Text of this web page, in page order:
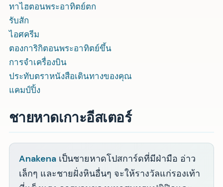
ทาไฮตอนพระอาทิตย์ตก
รับสัก
ไอศครีม
ตองการิกิตอนพระอาทิตย์ขึ้น
การจำเครื่องบิน
ประทับตราหนังสือเดินทางของคุณ
แคมป์ปิ้ง
ชายหาดเกาะอีสเตอร์
Anakena เป็นชายหาดโปสการ์ดที่มีฝ่ามือ อ่าว
เล็กๆ และชายฝั่งหินอื่นๆ จะให้รางวัลแก่รองเท้า